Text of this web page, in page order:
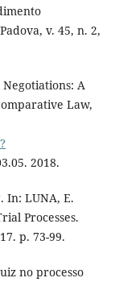
v. 45, n. 2,
A
Law,
2018.
In: LUNA, E.
Processes.
p. 73-99.
no processo